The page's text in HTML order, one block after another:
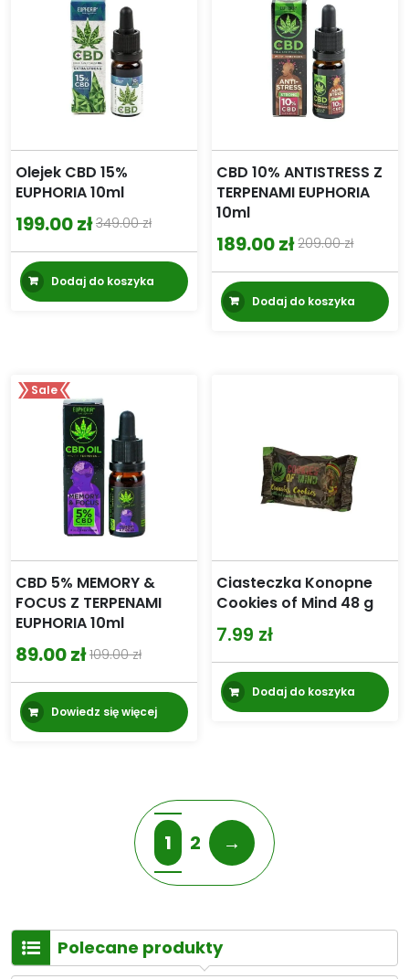
Olejek CBD 15%
EUPHORIA 10ml
349.00zł
Pierwotna
cena
wynosiła:
199.00zł
Aktualna
cena
wynosi:Dodaj do koszyka
CBD 10% ANTISTRESS Z
TERPENAMI EUPHORIA
10ml
209.00zł
Pierwotna
cena
wynosiła:
189.00zł
Aktualna
cena
wynosi:Dodaj do koszyka
Sale
CBD 5% MEMORY &
FOCUS Z TERPENAMI
EUPHORIA 10ml
109.00zł
Pierwotna
cena
wynosiła:
89.00zł
Aktualna
cena
wynosi:Dowiedz się więcej
Ciasteczka Konopne
Cookies of Mind 48 g
7.99 zł
Dodaj do koszyka
1 2 →
Polecane produkty